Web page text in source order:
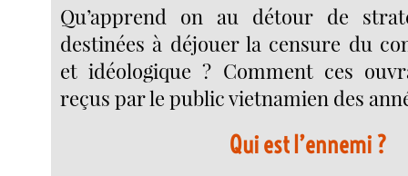
Qu’apprend on au détour de
destinées à déjouer la censure du
et idéologique ? Comment ces
reçus par le public vietnamien des
Qui est l’ennemi ?